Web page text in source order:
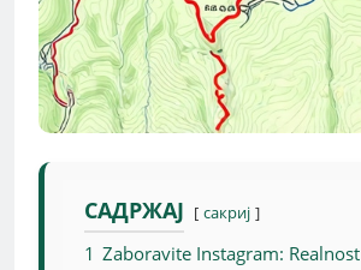
САДРЖАЈ сакриј
1 Zaboravite Instagram: Realnost